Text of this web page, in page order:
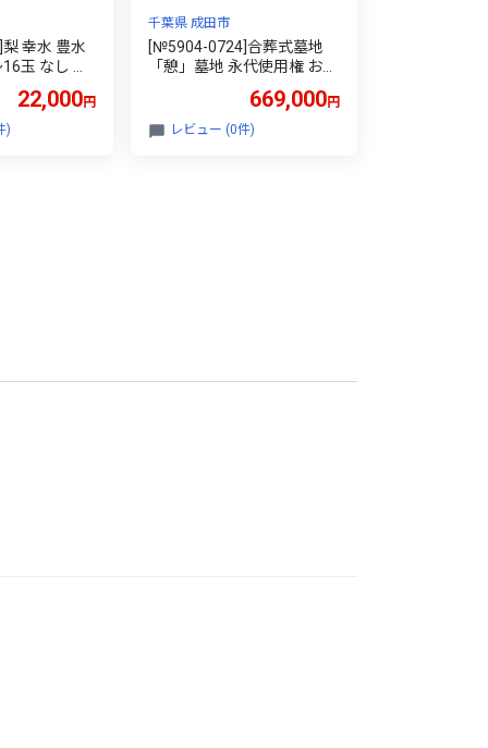
幸水 豊水
玉 なし ナ
ツ 旬の果物
葉県 成田
22,000円
)
千葉県 成田市
[№5904-0724]合葬式墓地
「憩」墓地 永代使用権 お墓
不問 墓じまい 成田メモリア
ルパーク 成田市 千葉県
669,000円
レビュー (0件)